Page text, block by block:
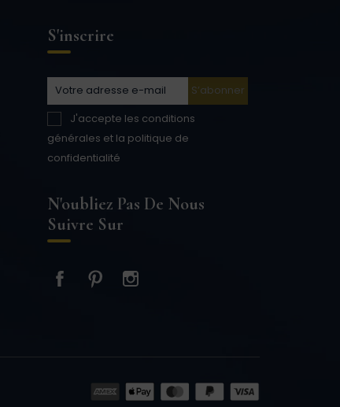
S'inscrire
J'accepte les conditions
générales et la politique de
confidentialité
N'oubliez Pas De Nous
Suivre Sur
FacebookPinterest